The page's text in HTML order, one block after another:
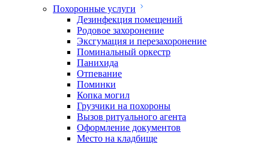
Похоронные услуги
Дезинфекция помещений
Родовое захоронение
Эксгумация и перезахоронение
Поминальный оркестр
Панихида
Отпевание
Поминки
Копка могил
Грузчики на похороны
Вызов ритуального агента
Оформление документов
Место на кладбище